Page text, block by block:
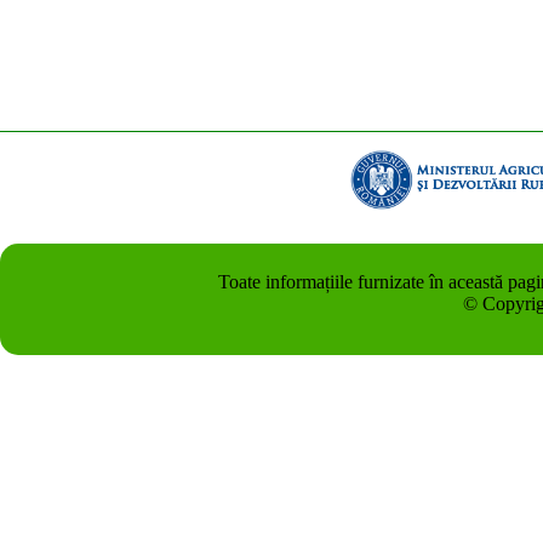
Toate informațiile furnizate în această
©